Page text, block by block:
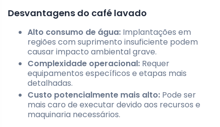
Desvantagens do café lavado
Alto consumo de água: Implantações em
regiões com suprimento insuficiente podem
causar impacto ambiental grave.
Complexidade operacional: Requer
equipamentos específicos e etapas mais
detalhadas.
Custo potencialmente mais alto: Pode ser
mais caro de executar devido aos recursos e
maquinaria necessários.